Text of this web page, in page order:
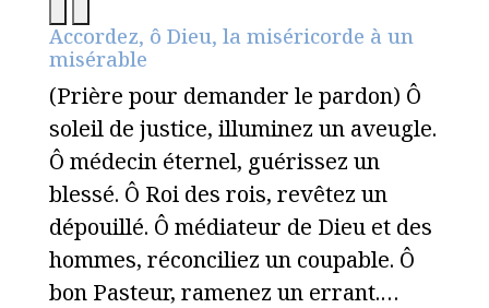
Accordez, ô Dieu, la miséricorde à un
misérable
(Prière pour demander le pardon) Ô
soleil de justice, illuminez un aveugle.
Ô médecin éternel, guérissez un
blessé. Ô Roi des rois, revêtez un
dépouillé. Ô médiateur de Dieu et des
hommes, réconciliez un coupable. Ô
bon Pasteur, ramenez un errant.…